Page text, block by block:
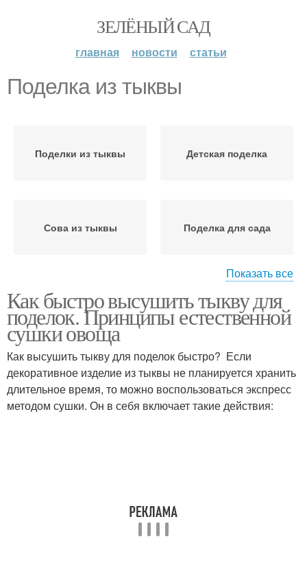
ЗЕЛЁНЫЙ САД
главная новости статьи
Поделка из тыквы
Поделки из тыквы Детская поделка
Сова из тыквы Поделка для сада
Чайник из тыквы Человечки из тыквы
Тыква к хэллоуину Карета из тыквы
Показать все
Как быстро высушить тыкву для
поделок. Принципы естественной
сушки овоща
Как высушить тыкву для поделок быстро? Если
декоративное изделие из тыквы не планируется хранить
длительное время, то можно воспользоваться экспресс
методом сушки. Он в себя включает такие действия: